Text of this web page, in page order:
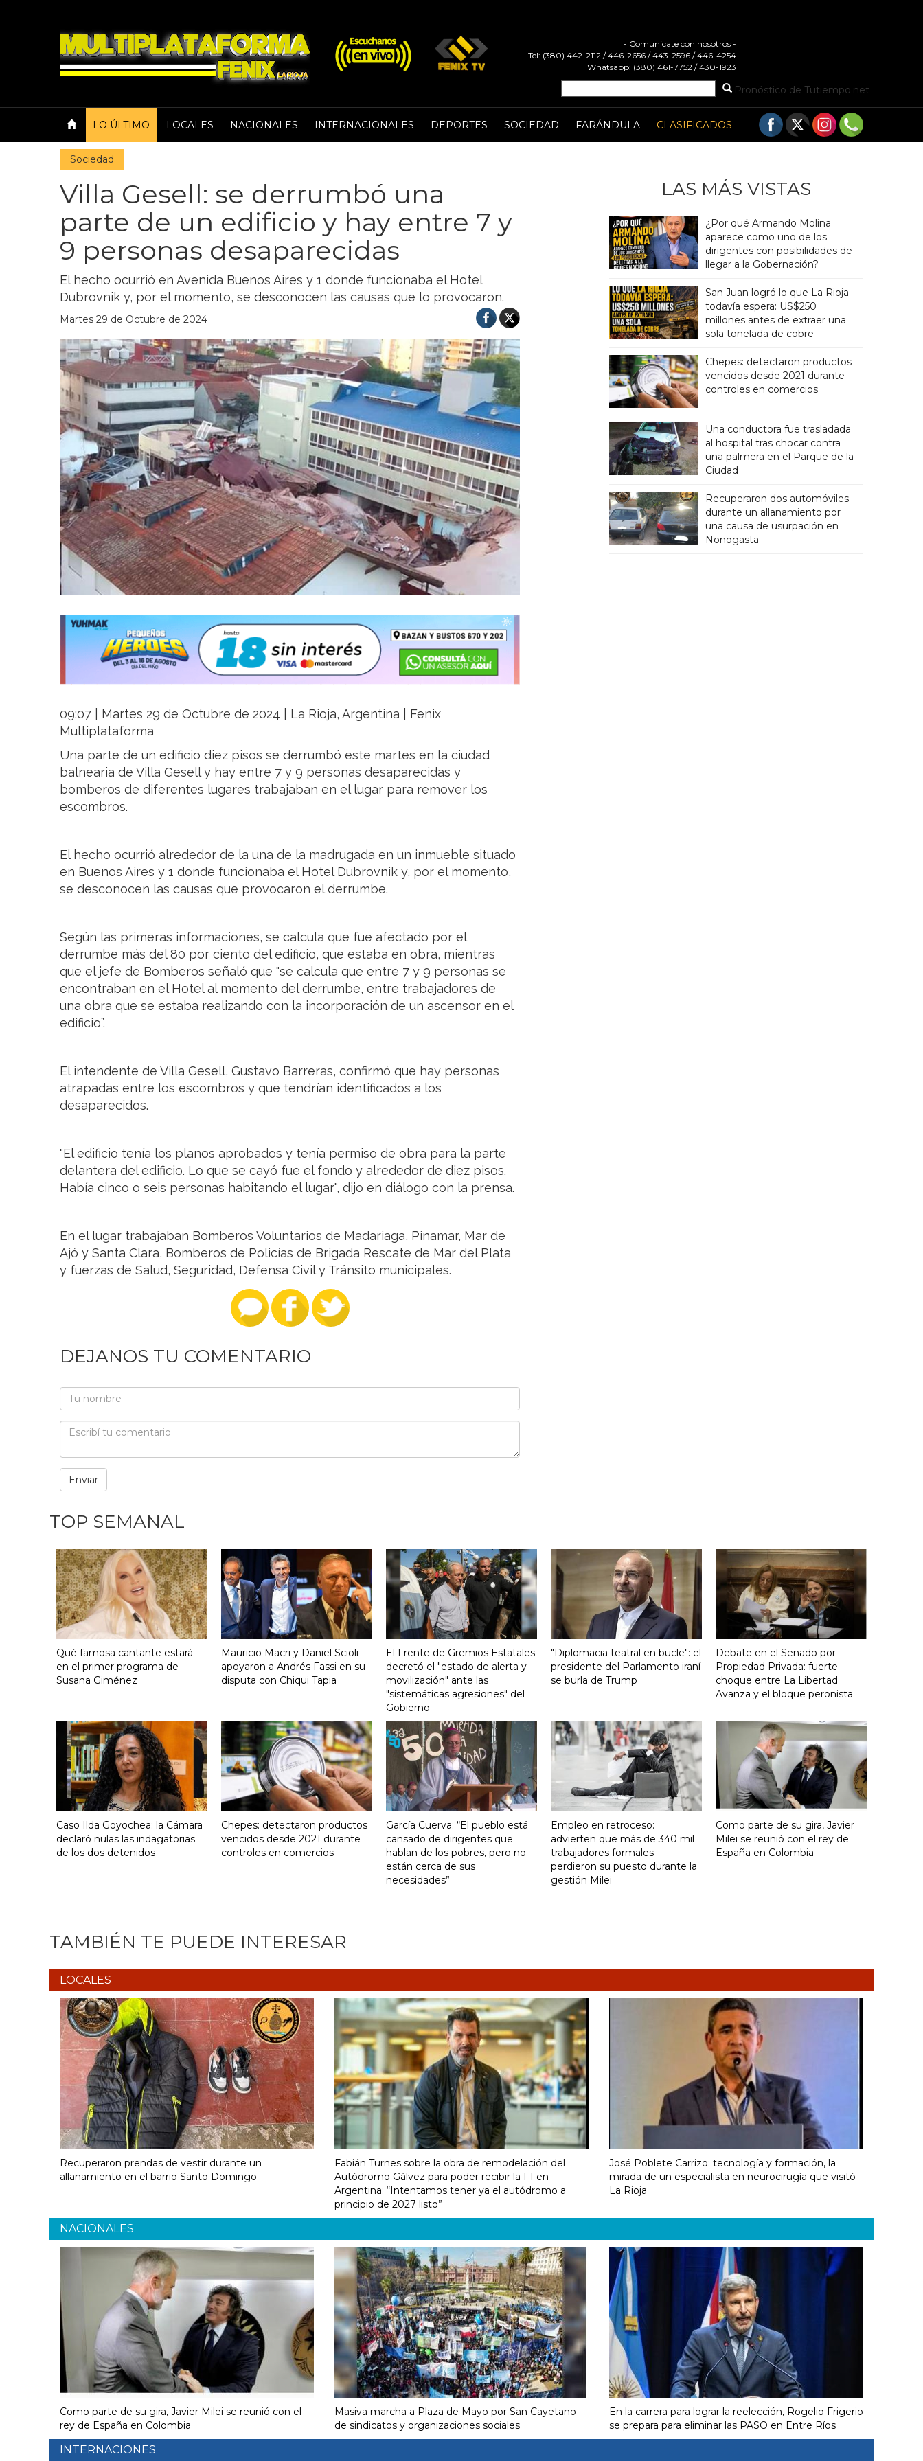
- Comunicate con nosotros -
Tel: (380) 442-2112 / 446-2656 / 443-2596 / 446-4254
Whatsapp: (380) 461-7752 / 430-1923
Pronóstico de Tutiempo.net
LO ÚLTIMO LOCALES NACIONALES INTERNACIONALES DEPORTES SOCIEDAD FARÁNDULA CLASIFICADOS
Sociedad
Villa Gesell: se derrumbó una
parte de un edificio y hay entre 7 y
9 personas desaparecidas
El hecho ocurrió en Avenida Buenos Aires y 1 donde funcionaba el Hotel
Dubrovnik y, por el momento, se desconocen las causas que lo provocaron.
Martes 29 de Octubre de 2024
09:07 | Martes 29 de Octubre de 2024 | La Rioja, Argentina | Fenix
Multiplataforma
Una parte de un edificio diez pisos se derrumbó este martes en la ciudad
balnearia de Villa Gesell y hay entre 7 y 9 personas desaparecidas y
bomberos de diferentes lugares trabajaban en el lugar para remover los
escombros.
El hecho ocurrió alrededor de la una de la madrugada en un inmueble situado
en Buenos Aires y 1 donde funcionaba el Hotel Dubrovnik y, por el momento,
se desconocen las causas que provocaron el derrumbe.
Según las primeras informaciones, se calcula que fue afectado por el
derrumbe más del 80 por ciento del edificio, que estaba en obra, mientras
que el jefe de Bomberos señaló que "se calcula que entre 7 y 9 personas se
encontraban en el Hotel al momento del derrumbe, entre trabajadores de
una obra que se estaba realizando con la incorporación de un ascensor en el
edificio”.
El intendente de Villa Gesell, Gustavo Barreras, confirmó que hay personas
atrapadas entre los escombros y que tendrían identificados a los
desaparecidos.
"El edificio tenía los planos aprobados y tenía permiso de obra para la parte
delantera del edificio. Lo que se cayó fue el fondo y alrededor de diez pisos.
Había cinco o seis personas habitando el lugar", dijo en diálogo con la prensa.
En el lugar trabajaban Bomberos Voluntarios de Madariaga, Pinamar, Mar de
Ajó y Santa Clara, Bomberos de Policías de Brigada Rescate de Mar del Plata
y fuerzas de Salud, Seguridad, Defensa Civil y Tránsito municipales.
DEJANOS TU COMENTARIO
LAS MÁS VISTAS
¿Por qué Armando Molina
aparece como uno de los
dirigentes con posibilidades de
llegar a la Gobernación?
San Juan logró lo que La Rioja
todavía espera: US$250
millones antes de extraer una
sola tonelada de cobre
Chepes: detectaron productos
vencidos desde 2021 durante
controles en comercios
Una conductora fue trasladada
al hospital tras chocar contra
una palmera en el Parque de la
Ciudad
Recuperaron dos automóviles
durante un allanamiento por
una causa de usurpación en
Nonogasta
TOP SEMANAL
Qué famosa cantante estará
en el primer programa de
Susana Giménez
Mauricio Macri y Daniel Scioli
apoyaron a Andrés Fassi en su
disputa con Chiqui Tapia
El Frente de Gremios Estatales
decretó el "estado de alerta y
movilización" ante las
"sistemáticas agresiones" del
Gobierno
"Diplomacia teatral en bucle": el
presidente del Parlamento iraní
se burla de Trump
Debate en el Senado por
Propiedad Privada: fuerte
choque entre La Libertad
Avanza y el bloque peronista
Caso Ilda Goyochea: la Cámara
declaró nulas las indagatorias
de los dos detenidos
Chepes: detectaron productos
vencidos desde 2021 durante
controles en comercios
García Cuerva: “El pueblo está
cansado de dirigentes que
hablan de los pobres, pero no
están cerca de sus
necesidades”
Empleo en retroceso:
advierten que más de 340 mil
trabajadores formales
perdieron su puesto durante la
gestión Milei
Como parte de su gira, Javier
Milei se reunió con el rey de
España en Colombia
TAMBIÉN TE PUEDE INTERESAR
LOCALES
Recuperaron prendas de vestir durante un
allanamiento en el barrio Santo Domingo
Fabián Turnes sobre la obra de remodelación del
Autódromo Gálvez para poder recibir la F1 en
Argentina: “Intentamos tener ya el autódromo a
principio de 2027 listo”
José Poblete Carrizo: tecnología y formación, la
mirada de un especialista en neurocirugía que visitó
La Rioja
NACIONALES
Como parte de su gira, Javier Milei se reunió con el
rey de España en Colombia
Masiva marcha a Plaza de Mayo por San Cayetano
de sindicatos y organizaciones sociales
En la carrera para lograr la reelección, Rogelio Frigerio
se prepara para eliminar las PASO en Entre Ríos
INTERNACIONES